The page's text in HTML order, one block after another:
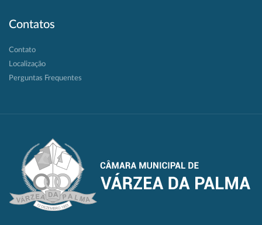
Contatos
Contato
Localização
Perguntas Frequentes